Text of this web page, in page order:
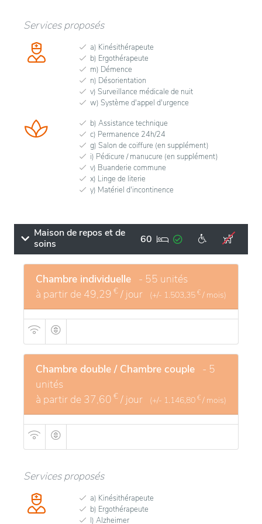
Services proposés
a) Kinésithérapeute
b) Ergothérapeute
m) Démence
n) Désorientation
v) Surveillance médicale de nuit
w) Système d'appel d'urgence
b) Assistance technique
c) Permanence 24h/24
g) Salon de coiffure (en supplément)
i) Pédicure / manucure (en supplément)
v) Buanderie commune
x) Linge de literie
y) Matériel d'incontinence
Maison de repos et de
soins
60
Chambre individuelle - 55 unités
à partir de 49,29 € / jour (+/- 1.503,35 € / mois)
Chambre double / Chambre couple - 5
unités
à partir de 37,60 € / jour (+/- 1.146,80 € / mois)
Services proposés
a) Kinésithérapeute
b) Ergothérapeute
l) Alzheimer